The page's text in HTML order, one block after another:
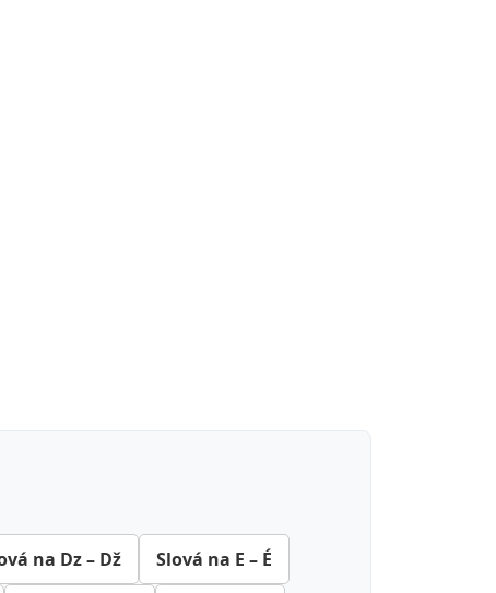
na Dz – Dž Slová na E – É